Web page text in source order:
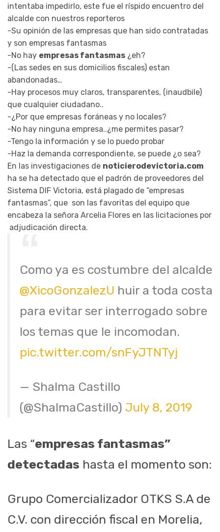
intentaba impedirlo, este fue el ríspido encuentro del
alcalde con nuestros reporteros
-Su opinión de las empresas que han sido contratadas
y son empresas fantasmas
-No hay empresas fantasmas ¿eh?
-(Las sedes en sus domicilios fiscales) estan
abandonadas…
-Hay procesos muy claros, transparentes, (inaudbile)
que cualquier ciudadano..
-¿Por que empresas foráneas y no locales?
-No hay ninguna empresa..¿me permites pasar?
-Tengo la información y se lo puedo probar
-Haz la demanda correspondiente, se puede ¿o sea?
En las investigaciones de noticierodevictoria.com
ha se ha detectado que el padrón de proveedores del
Sistema DIF Victoria, está plagado de “empresas
fantasmas”, que son las favoritas del equipo que
encabeza la señora Arcelia Flores en las licitaciones por
adjudicación directa.
Como ya es costumbre del alcalde
@XicoGonzalezU huir a toda costa
para evitar ser interrogado sobre
los temas que le incomodan.
pic.twitter.com/snFyJTNTyj
— Shalma Castillo
(@ShalmaCastillo) July 8, 2019
Las “empresas fantasmas”
detectadas hasta el momento son:
Grupo Comercializador OTKS S.A de
C.V. con dirección fiscal en Morelia,